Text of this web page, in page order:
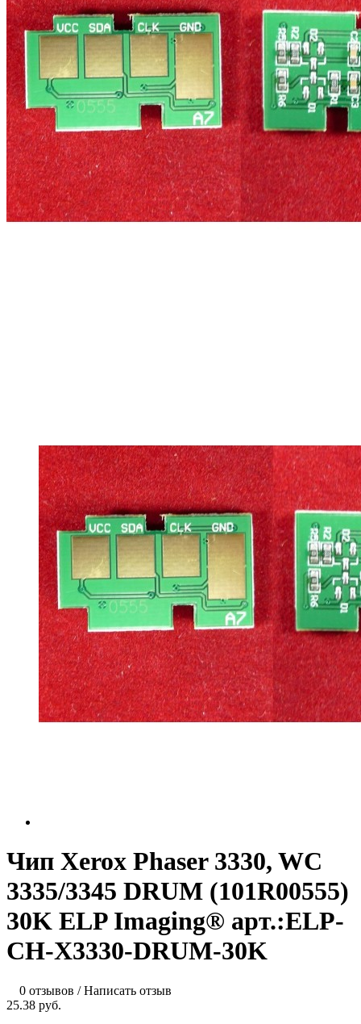
Чип Xerox Phaser 3330, WC
3335/3345 DRUM (101R00555)
30K ELP Imaging® арт.:ELP-
CH-X3330-DRUM-30K
0 отзывов /Написать отзыв
25.38 руб.